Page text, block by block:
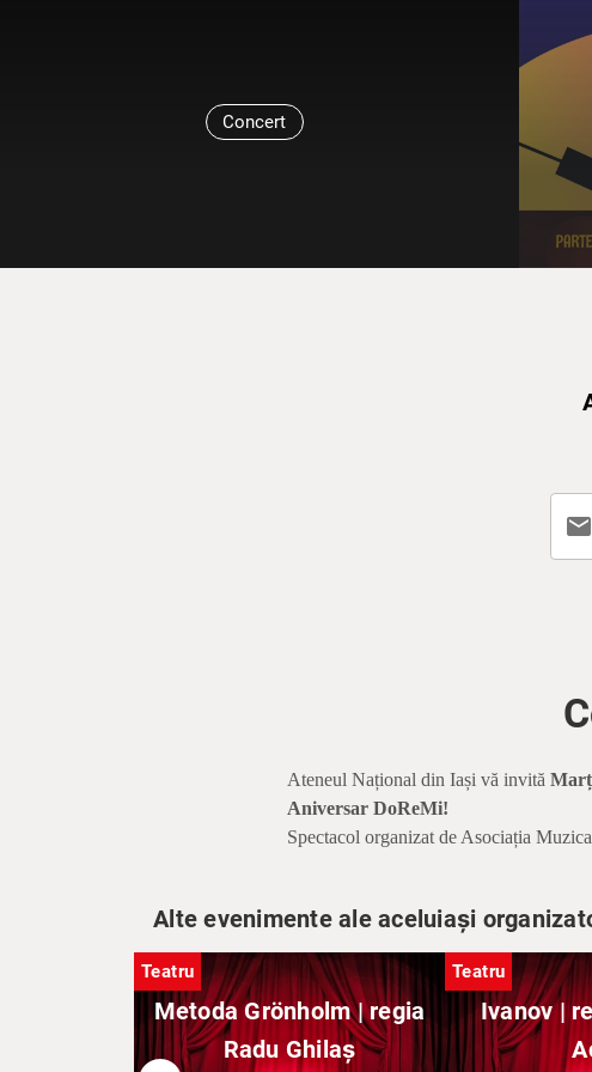
Concert
mail
Ateneul Național din Iași vă invită
Aniversar DoReMi!
Spectacol organizat de Asociația
Alte evenimente ale aceluiași
Teatru
Metoda Grönholm | regia
Radu Ghilaș
Teatru
Ivanov |